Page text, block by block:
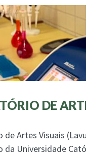
DE
de Artes Visuais
da Universidade